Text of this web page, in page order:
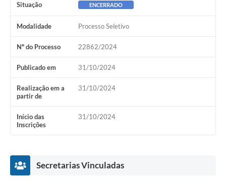
Situação ENCERRADO
Modalidade Processo Seletivo
Nº do Processo 22862/2024
Publicado em 31/10/2024
Realização em a
partir de
31/10/2024
Início das
Inscrições
31/10/2024
Secretarias Vinculadas